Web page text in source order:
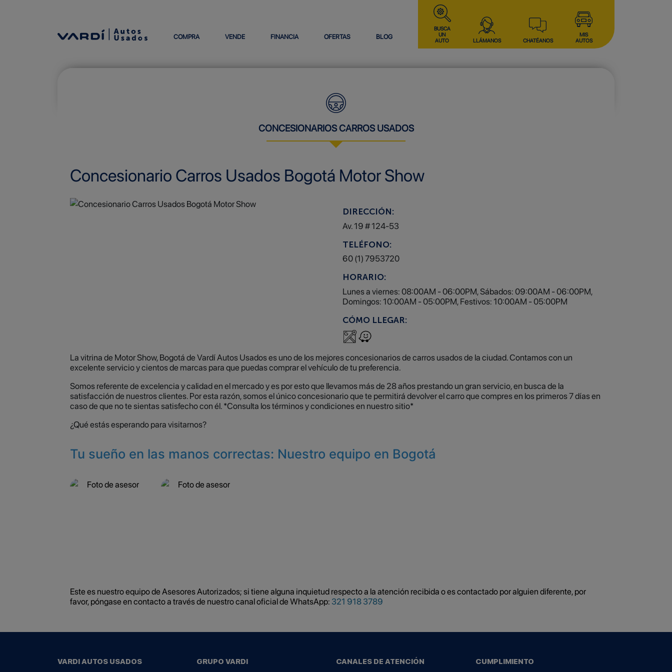
COMPRA VENDE FINANCIA OFERTAS BLOG
BUSCA
UN
AUTO
LLÁMANOS CHATÉANOS
MIS
AUTOS
CONCESIONARIOS CARROS USADOS
Concesionario Carros Usados Bogotá Motor Show
DIRECCIÓN:
Av. 19 # 124-53
TELÉFONO:
60 (1) 7953720
HORARIO:
Lunes a viernes: 08:00AM - 06:00PM, Sábados: 09:00AM - 06:00PM,
Domingos: 10:00AM - 05:00PM, Festivos: 10:00AM - 05:00PM
CÓMO LLEGAR:
La vitrina de Motor Show, Bogotá de Vardí Autos Usados es uno de los mejores concesionarios de carros usados de la ciudad. Contamos con un
excelente servicio y cientos de marcas para que puedas comprar el vehículo de tu preferencia.
Somos referente de excelencia y calidad en el mercado y es por esto que llevamos más de 28 años prestando un gran servicio, en busca de la
satisfacción de nuestros clientes. Por esta razón, somos el único concesionario que te permitirá devolver el carro que compres en los primeros 7 días en
caso de que no te sientas satisfecho con él. *Consulta los términos y condiciones en nuestro sitio*
¿Qué estás esperando para visitarnos?
Tu sueño en las manos correctas: Nuestro equipo en Bogotá
Este es nuestro equipo de Asesores Autorizados; si tiene alguna inquietud respecto a la atención recibida o es contactado por alguien diferente, por
favor, póngase en contacto a través de nuestro canal oficial de WhatsApp: 321 918 3789
VARDI AUTOS USADOS GRUPO VARDI CANALES DE ATENCIÓN CUMPLIMIENTO